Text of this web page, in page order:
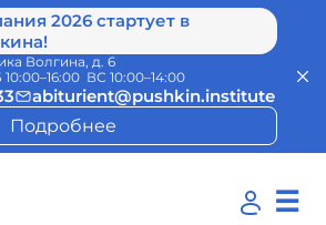
2026 стартует в
Волгина, д. 6
ВС 10:00–14:00
abiturient@pushkin.institute
Подробнее
☰